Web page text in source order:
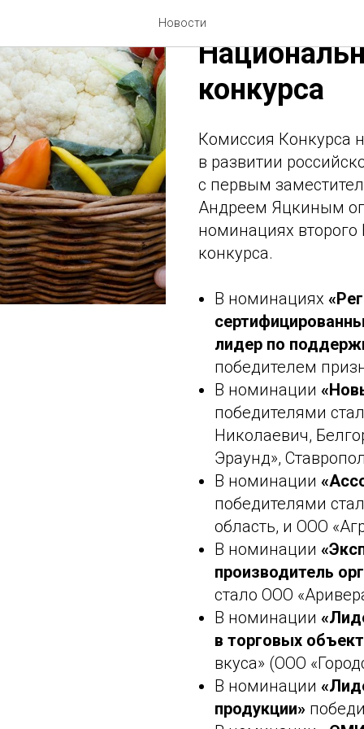
НовостиОбъявлены
конкурса
Комиссия Конкурса
в развитии
с первым
Андреем Яцкиным
номинациях второго
конкурса.
В номинациях
лидер по
победителем
В номинации
победителями
Николаевич,
Эраунд»,
В номинации
победителями
область, и ООО
В номинации
производитель
стало ООО
В номинации
в торговых
вкуса» (ООО
В номинации
продукции»